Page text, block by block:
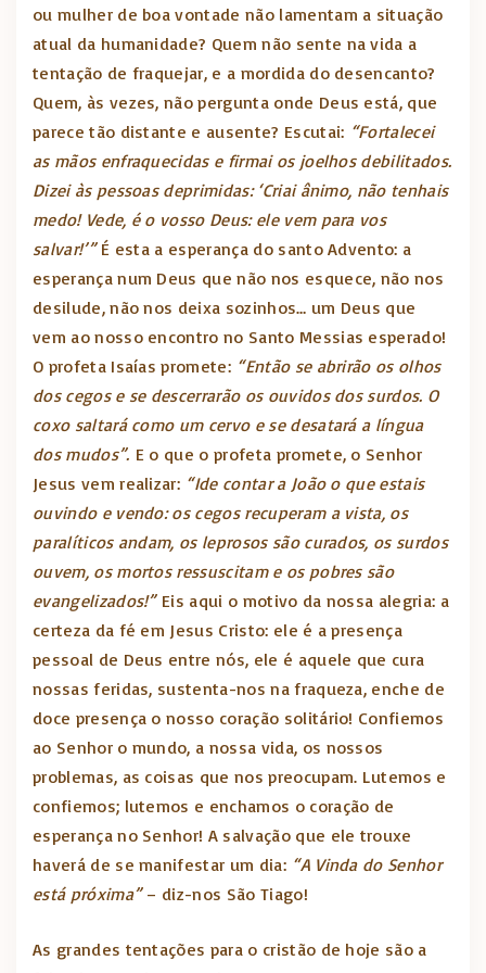
ou mulher de boa vontade não lamentam a situação
atual da humanidade? Quem não sente na vida a
tentação de fraquejar, e a mordida do desencanto?
Quem, às vezes, não pergunta onde Deus está, que
parece tão distante e ausente? Escutai: “Fortalecei
as mãos enfraquecidas e firmai os joelhos debilitados.
Dizei às pessoas deprimidas: ‘Criai ânimo, não tenhais
medo! Vede, é o vosso Deus: ele vem para vos
salvar!’”É esta a esperança do santo Advento: a
esperança num Deus que não nos esquece, não nos
desilude, não nos deixa sozinhos… um Deus que
vem ao nosso encontro no Santo Messias esperado!
O profeta Isaías promete: “Então se abrirão os olhos
dos cegos e se descerrarão os ouvidos dos surdos. O
coxo saltará como um cervo e se desatará a língua
dos mudos”. E o que o profeta promete, o Senhor
Jesus vem realizar: “Ide contar a João o que estais
ouvindo e vendo: os cegos recuperam a vista, os
paralíticos andam, os leprosos são curados, os surdos
ouvem, os mortos ressuscitam e os pobres são
evangelizados!” Eis aqui o motivo da nossa alegria: a
certeza da fé em Jesus Cristo: ele é a presença
pessoal de Deus entre nós, ele é aquele que cura
nossas feridas, sustenta-nos na fraqueza, enche de
doce presença o nosso coração solitário! Confiemos
ao Senhor o mundo, a nossa vida, os nossos
problemas, as coisas que nos preocupam. Lutemos e
confiemos; lutemos e enchamos o coração de
esperança no Senhor! A salvação que ele trouxe
haverá de se manifestar um dia:“A Vinda do Senhor
está próxima”– diz-nos São Tiago!
As grandes tentações para o cristão de hoje são a